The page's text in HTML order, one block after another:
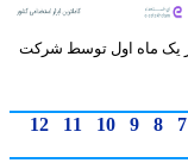
ماه اول توسط شرکت
8
9
10
11
12